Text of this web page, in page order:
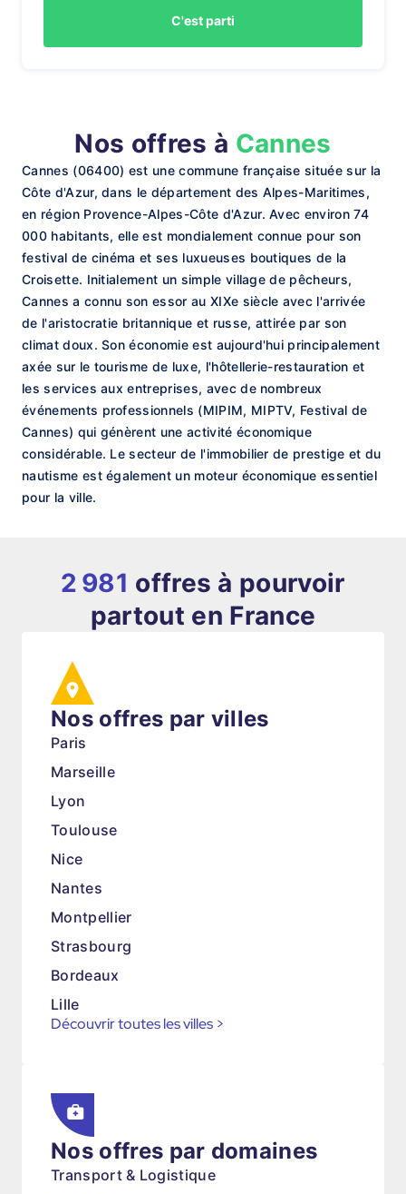
C'est parti
Nos offres à Cannes
Cannes (06400) est une commune française située sur la
Côte d'Azur, dans le département des Alpes-Maritimes,
en région Provence-Alpes-Côte d'Azur. Avec environ 74
000 habitants, elle est mondialement connue pour son
festival de cinéma et ses luxueuses boutiques de la
Croisette. Initialement un simple village de pêcheurs,
Cannes a connu son essor au XIXe siècle avec l'arrivée
de l'aristocratie britannique et russe, attirée par son
climat doux. Son économie est aujourd'hui principalement
axée sur le tourisme de luxe, l'hôtellerie-restauration et
les services aux entreprises, avec de nombreux
événements professionnels (MIPIM, MIPTV, Festival de
Cannes) qui génèrent une activité économique
considérable. Le secteur de l'immobilier de prestige et du
nautisme est également un moteur économique essentiel
pour la ville.
2 981 offres à pourvoir
partout en France
Nos offres par villes
Paris
Marseille
Lyon
Toulouse
Nice
Nantes
Montpellier
Strasbourg
Bordeaux
Lille
Découvrir toutes les villes >
Nos offres par domaines
Transport & Logistique